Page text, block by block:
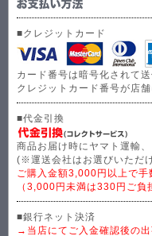
■クレジットカード
カード番号は暗号化されて送
クレジットカード番号が店
■代金引換
商品お届け時にヤマト運輸
(※運送会社はお選びいただ
ご購入金額3,000円以上で手
（3,000円未満は330円ご負
■銀行ネット決済
→当店にてご入金確認後の出